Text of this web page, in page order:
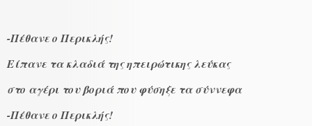
-Πέθανε ο Περικλής!
Είπανε τα κλαδιά της ηπειρώτικης λεύκας
στο αγέρι του βοριά που φύσηξε τα σύννεφα
-Πέθανε ο Περικλής!